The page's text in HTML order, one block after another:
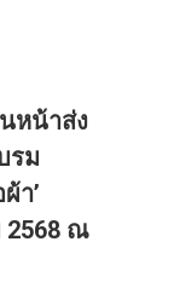
หน้าส่ง
รม
า’
2568 ณ